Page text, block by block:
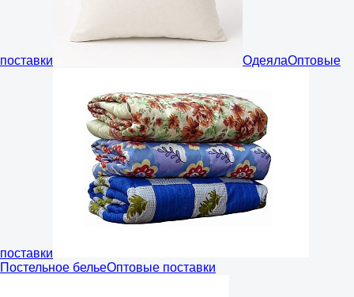
поставки ОдеялаОптовые
поставки
Постельное бельеОптовые поставки